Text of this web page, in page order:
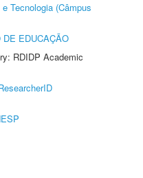
Tecnologia (Câmpus
DE EDUCAÇÃO
RDIDP Academic